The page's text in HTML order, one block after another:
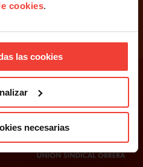
cookies.
las cookies
necesarias